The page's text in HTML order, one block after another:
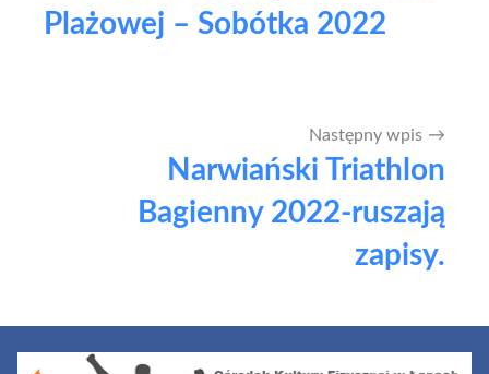
Plażowej – Sobótka 2022
Następny wpis
Narwiański Triathlon
Bagienny 2022-ruszają
zapisy.